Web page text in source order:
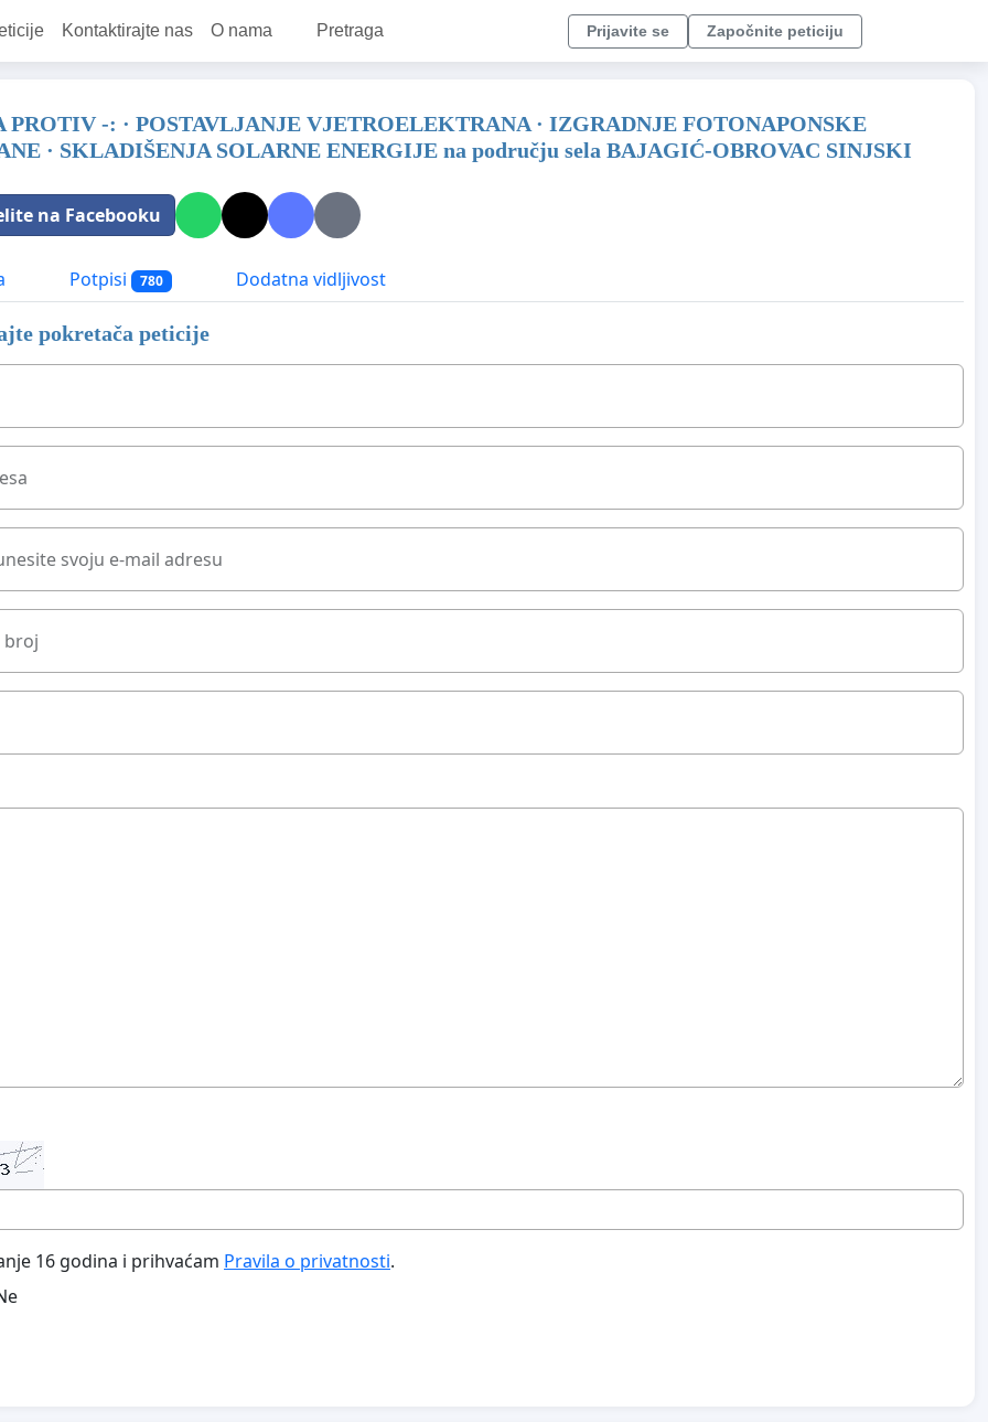
Kontaktirajte nas O nama Pretraga Prijavite se Započnite peticiju
PROTIV -: · POSTAVLJANJE VJETROELEKTRANA · IZGRADNJE FOTONAPONSKE
· SKLADIŠENJA SOLARNE ENERGIJE na području sela BAJAGIĆ-OBROVAC SINJSKI
na Facebooku
Potpisi 780 Dodatna vidljivost
pokretača peticije
svoju e-mail adresu
broj
16 godina i prihvaćam Pravila o privatnosti.